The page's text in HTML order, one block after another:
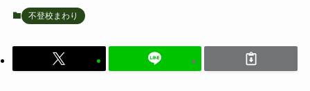
不登校まわり